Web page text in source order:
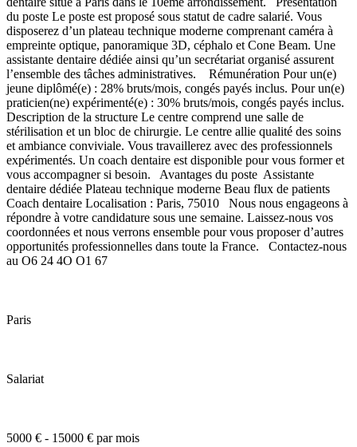
du poste Le poste est proposé sous statut de cadre salarié. Vous
disposerez d’un plateau technique moderne comprenant caméra à
empreinte optique, panoramique 3D, céphalo et Cone Beam. Une
assistante dentaire dédiée ainsi qu’un secrétariat organisé assurent
l’ensemble des tâches administratives. Rémunération Pour un(e)
jeune diplômé(e) : 28% bruts/mois, congés payés inclus. Pour un(e)
praticien(ne) expérimenté(e) : 30% bruts/mois, congés payés inclus.
Description de la structure Le centre comprend une salle de
stérilisation et un bloc de chirurgie. Le centre allie qualité des soins
et ambiance conviviale. Vous travaillerez avec des professionnels
expérimentés. Un coach dentaire est disponible pour vous former et
vous accompagner si besoin. Avantages du poste Assistante
dentaire dédiée Plateau technique moderne Beau flux de patients
Coach dentaire Localisation : Paris, 75010 Nous nous engageons à
répondre à votre candidature sous une semaine. Laissez-nous vos
coordonnées et nous verrons ensemble pour vous proposer d’autres
opportunités professionnelles dans toute la France. Contactez-nous
au O6 24 4O O1 67
Paris
Salariat
5000 € - 15000 € par mois